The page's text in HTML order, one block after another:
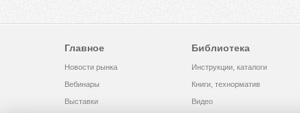
Главное
Новости рынка
Вебинары
Выставки
Библиотека
Инструкции, каталоги
Книги, технорматив
Видео